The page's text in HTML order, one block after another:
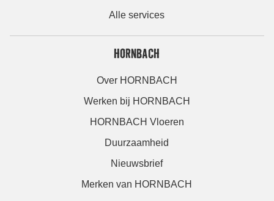
Alle services
HORNBACH
Over HORNBACH
Werken bij HORNBACH
HORNBACH Vloeren
Duurzaamheid
Nieuwsbrief
Merken van HORNBACH